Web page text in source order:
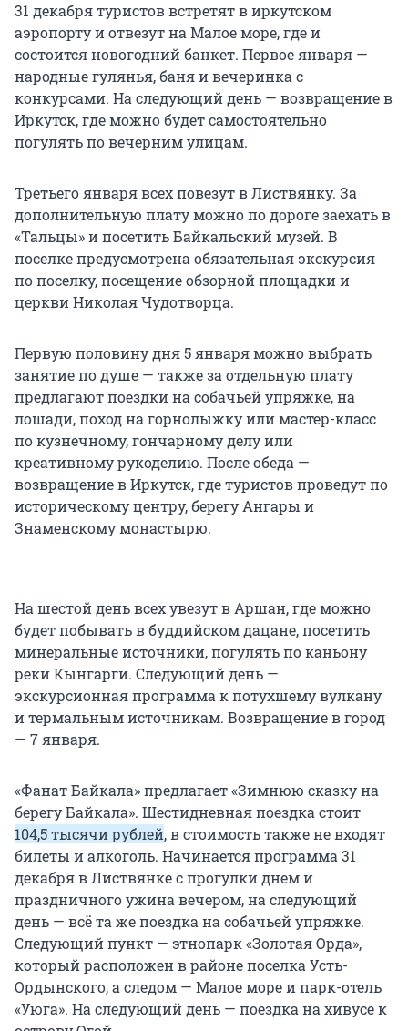
31 декабря туристов встретят в иркутском
аэропорту и отвезут на Малое море, где и
состоится новогодний банкет. Первое января —
народные гулянья, баня и вечеринка с
конкурсами. На следующий день — возвращение в
Иркутск, где можно будет самостоятельно
погулять по вечерним улицам.
Третьего января всех повезут в Листвянку. За
дополнительную плату можно по дороге заехать в
«Тальцы» и посетить Байкальский музей. В
поселке предусмотрена обязательная экскурсия
по поселку, посещение обзорной площадки и
церкви Николая Чудотворца.
Первую половину дня 5 января можно выбрать
занятие по душе — также за отдельную плату
предлагают поездки на собачьей упряжке, на
лошади, поход на горнолыжку или мастер-класс
по кузнечному, гончарному делу или
креативному рукоделию. После обеда —
возвращение в Иркутск, где туристов проведут по
историческому центру, берегу Ангары и
Знаменскому монастырю.
На шестой день всех увезут в Аршан, где можно
будет побывать в буддийском дацане, посетить
минеральные источники, погулять по каньону
реки Кынгарги. Следующий день —
экскурсионная программа к потухшему вулкану
и термальным источникам. Возвращение в город
— 7 января.
«Фанат Байкала» предлагает «Зимнюю сказку на
берегу Байкала». Шестидневная поездка стоит
104,5 тысячи рублей, в стоимость также не входят
билеты и алкоголь. Начинается программа 31
декабря в Листвянке с прогулки днем и
праздничного ужина вечером, на следующий
день — всё та же поездка на собачьей упряжке.
Следующий пункт — этнопарк «Золотая Орда»,
который расположен в районе поселка Усть-
Ордынского, а следом — Малое море и парк-отель
«Уюга». На следующий день — поездка на хивусе к